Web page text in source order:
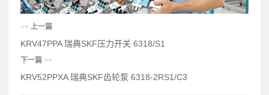
<< 上一篇
KRV47PPA 瑞典SKF压力开关 6318/S1
下一篇 >>
KRV52PPXA 瑞典SKF齿轮泵 6318-2RS1/C3